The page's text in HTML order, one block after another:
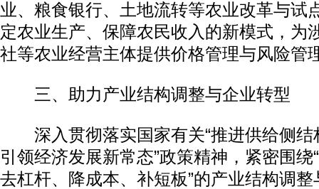
业、粮食银行、土地流转等农业改革与试
定农业生产、保障农民收入的新模式，为
社等农业经营主体提供价格管理与风险管
三、助力产业结构调整与企业转型
深入贯彻落实国家有关“推进供给侧结
引领经济发展新常态”政策精神，紧密围绕
去杠杆、降成本、补短板”的产业结构调